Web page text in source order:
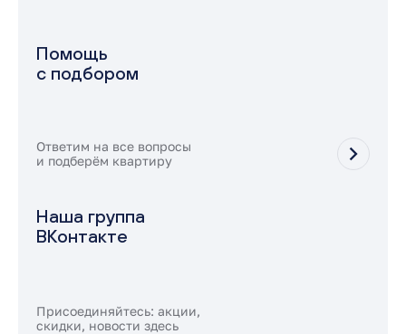
Помощь
с подбором
Ответим на все вопросы
и подберём квартиру
Наша группа
ВКонтакте
Присоединяйтесь: акции,
скидки, новости здесь